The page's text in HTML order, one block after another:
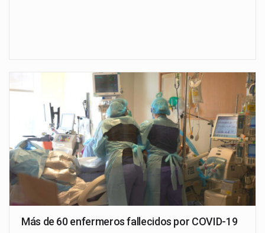
Más de 60 enfermeros fallecidos por COVID-19